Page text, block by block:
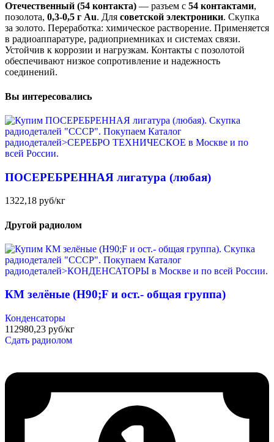
Отечественный (54 контакта) — разъем с 54 контактами,
позолота, 0,3-0,5 г Au. Для советской электроники. Скупка
за золото. Переработка: химическое растворение. Применяется
в радиоаппаратуре, радиоприемниках и системах связи.
Устойчив к коррозии и нагрузкам. Контакты с позолотой
обеспечивают низкое сопротивление и надежность
соединений.
Вы интересовались
ПОСЕРЕБРЕННАЯ лигатура (любая)
1322,18 руб/кг
Другой радиолом
КМ зелёные (H90;F и ост.- общая группа)
Конденсаторы
112980,23 руб/кг
Сдать радиолом